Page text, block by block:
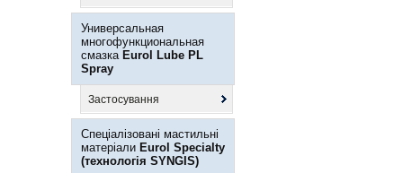
Универсальная
многофункциональная
смазка Eurol Lube PL
Spray
Застосування
Спеціалізовані мастильні
матеріали Eurol Specialty
(технологія SYNGIS)